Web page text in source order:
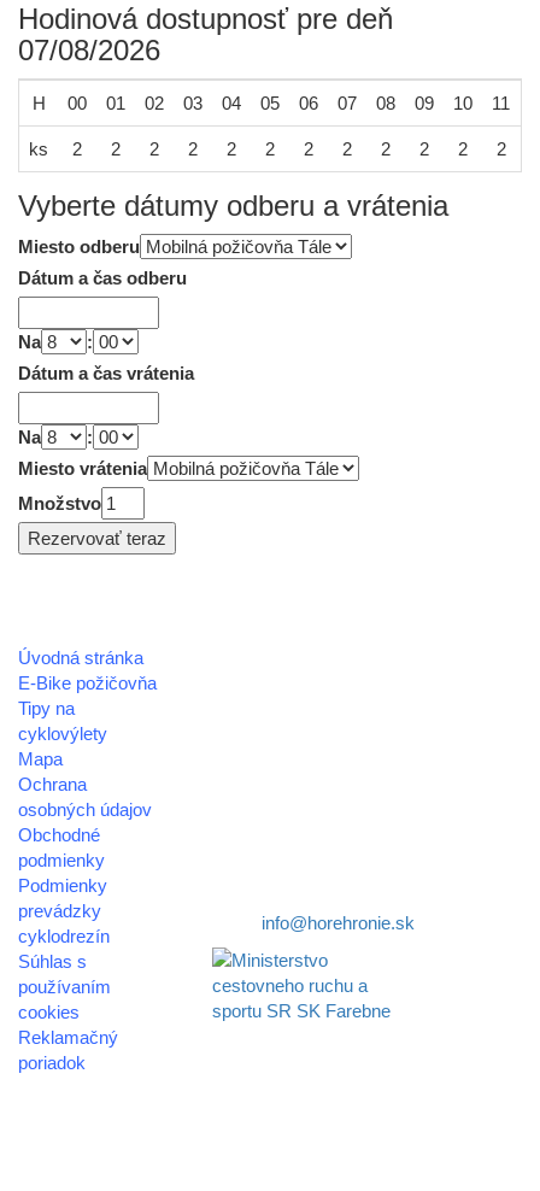
Hodinová dostupnosť pre deň
07/08/2026
H 00 01 02 03 04 05 06 07 08 09 10 11
ks 2 2 2 2 2 2 2 2 2 2 2 2
Vyberte dátumy odberu a vrátenia
Miesto odberu
Dátum a čas odberu
Na
:
Dátum a čas vrátenia
Na
:
Miesto vrátenia
Množstvo
Úvodná stránka
E-Bike požičovňa
Tipy na
cyklovýlety
Mapa
Ochrana
osobných údajov
Obchodné
podmienky
Podmienky
prevádzky
cyklodrezín
Súhlas s
používaním
cookies
Reklamačný
poriadok
info@horehronie.sk